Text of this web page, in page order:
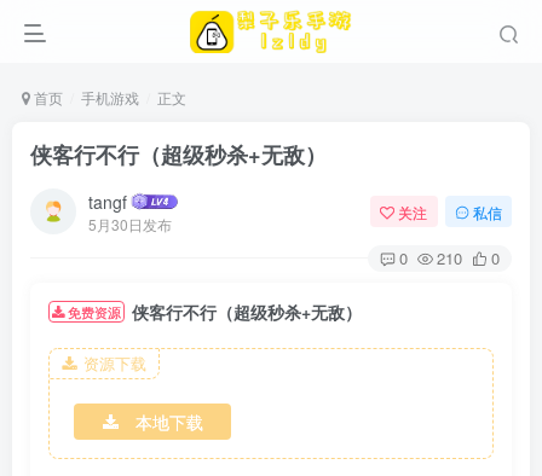
首页 手机游戏 正文
侠客行不行（超级秒杀+无敌）
tangf
5月30日发布
关注 私信
0 210 0
免费资源 侠客行不行（超级秒杀+无敌）
资源下载
本地下载